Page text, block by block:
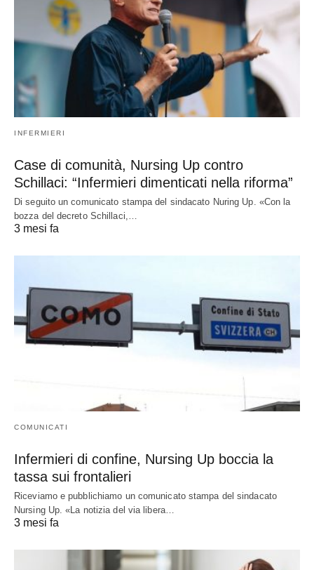
INFERMIERI
Case di comunità, Nursing Up contro
Schillaci: “Infermieri dimenticati nella riforma”
Di seguito un comunicato stampa del sindacato Nuring Up. «Con la
bozza del decreto Schillaci,…
3 mesi fa
COMUNICATI
Infermieri di confine, Nursing Up boccia la
tassa sui frontalieri
Riceviamo e pubblichiamo un comunicato stampa del sindacato
Nursing Up. «La notizia del via libera…
3 mesi fa